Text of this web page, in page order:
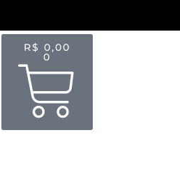
R$ 0,00
0